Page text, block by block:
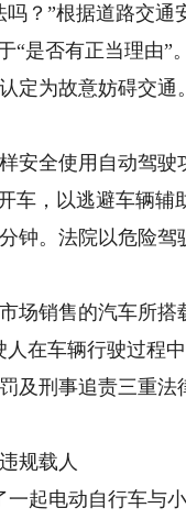
”根据道路交通
“是否有正当理由
定为故意妨碍交
全使用自动驾驶
车，以逃避车辆辅
钟。法院以危险
销售的汽车所搭
在车辆行驶过程
及刑事追责三重法
规载人
电动自行车与小